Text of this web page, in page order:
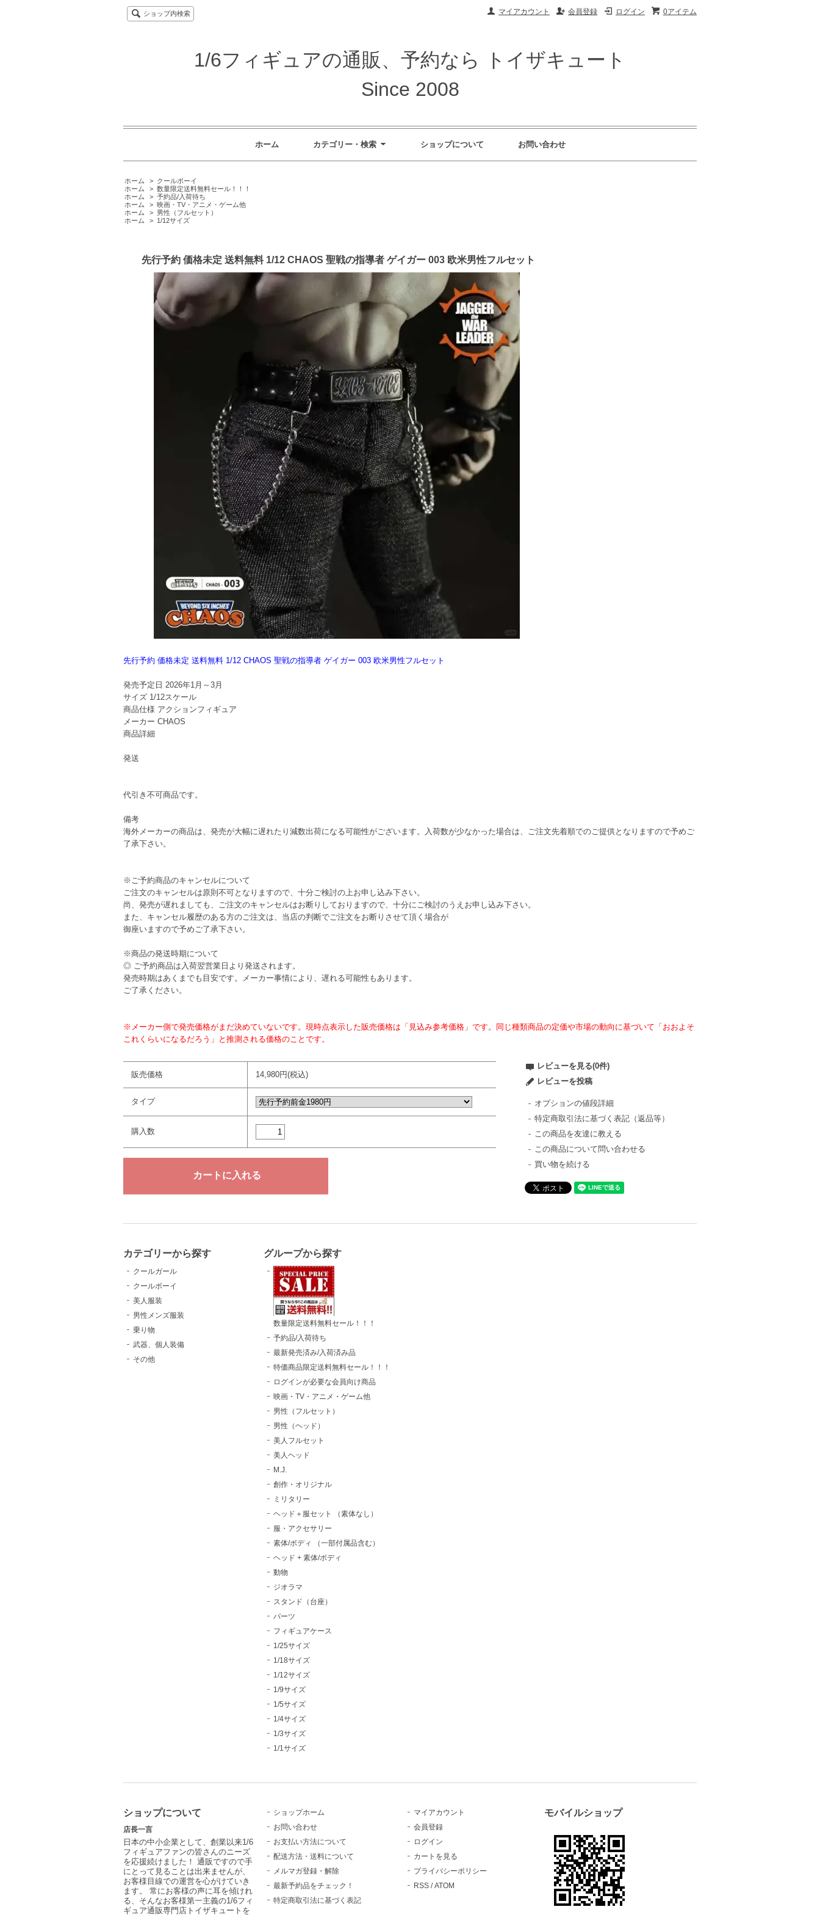
0アイテム
ログイン
会員登録
マイアカウント
ショップ内検索
1/6フィギュアの通販、予約なら トイザキュート
Since 2008
ホーム カテゴリー・検索 ショップについて お問い合わせ
ホーム > クールボーイ
ホーム
> 数量限定送料無料セール！！！
ホーム
> 予約品/入荷待ち
ホーム
> 映画・TV・アニメ・ゲーム他
ホーム
> 男性（フルセット）
ホーム
> 1/12サイズ
先行予約 価格未定 送料無料 1/12 CHAOS 聖戦の指導者 ゲイガー 003 欧米男性フルセット
先行予約 価格未定 送料無料 1/12 CHAOS 聖戦の指導者 ゲイガー 003 欧米男性フルセット
発売予定日 2026年1月～3月
サイズ 1/12スケール
商品仕様 アクションフィギュア
メーカー CHAOS
商品詳細
発送
代引き不可商品です。
備考
海外メーカーの商品は、発売が大幅に遅れたり減数出荷になる可能性がございます。入荷数が少なかった場合は、ご注文先着順でのご提供となりますので予めご
了承下さい。
※ご予約商品のキャンセルについて
ご注文のキャンセルは原則不可となりますので、十分ご検討の上お申し込み下さい。
尚、発売が遅れましても、ご注文のキャンセルはお断りしておりますので、十分にご検討のうえお申し込み下さい。
また、キャンセル履歴のある方のご注文は、当店の判断でご注文をお断りさせて頂く場合が
御座いますので予めご了承下さい。
※商品の発送時期について
◎ ご予約商品は入荷翌営業日より発送されます。
発売時期はあくまでも目安です。メーカー事情により、遅れる可能性もあります。
ご了承ください。
※メーカー側で発売価格がまだ決めていないです。現時点表示した販売価格は「見込み参考価格」です。同じ種類商品の定価や市場の動向に基づいて「おおよそ
これくらいになるだろう」と推測される価格のことです。
販売価格 14,980円(税込)
タイプ
購入数
レビューを見る(0件)
レビューを投稿
オプションの値段詳細
特定商取引法に基づく表記（返品等）
この商品を友達に教える
この商品について問い合わせる
買い物を続ける
カテゴリーから探す
クールガール
クールボーイ
美人服装
男性メンズ服装
乗り物
武器、個人装備
その他
グループから探す
数量限定送料無料セール！！！
予約品/入荷待ち
最新発売済み/入荷済み品
特価商品限定送料無料セール！！！
ログインが必要な会員向け商品
映画・TV・アニメ・ゲーム他
男性（フルセット）
男性（ヘッド）
美人フルセット
美人ヘッド
M.J.
創作・オリジナル
ミリタリー
ヘッド＋服セット （素体なし）
服・アクセサリー
素体/ボディ （一部付属品含む）
ヘッド + 素体/ボディ
動物
ジオラマ
スタンド（台座）
パーツ
フィギュアケース
1/25サイズ
1/18サイズ
1/12サイズ
1/9サイズ
1/5サイズ
1/4サイズ
1/3サイズ
1/1サイズ
ショップについて
店長一言
日本の中小企業として、創業以来1/6
フィギュアファンの皆さんのニーズ
を応援続けました！ 通販ですので手
にとって見ることは出来ませんが、
お客様目線での運営を心がけていき
ます。 常にお客様の声に耳を傾けれ
る、そんなお客様第一主義の1/6フィ
ギュア通販専門店トイザキュートを
ショップホーム
お問い合わせ
お支払い方法について
配送方法・送料について
メルマガ登録・解除
最新予約品をチェック！
特定商取引法に基づく表記
マイアカウント
会員登録
ログイン
カートを見る
プライバシーポリシー
RSS /ATOM
モバイルショップ